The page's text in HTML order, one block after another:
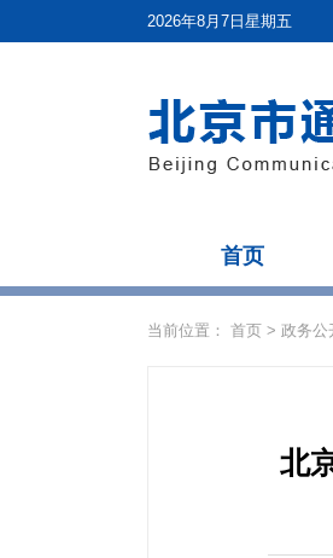
2026年8月7日星期五
首页
当前位置： 首页 > 政务公
北